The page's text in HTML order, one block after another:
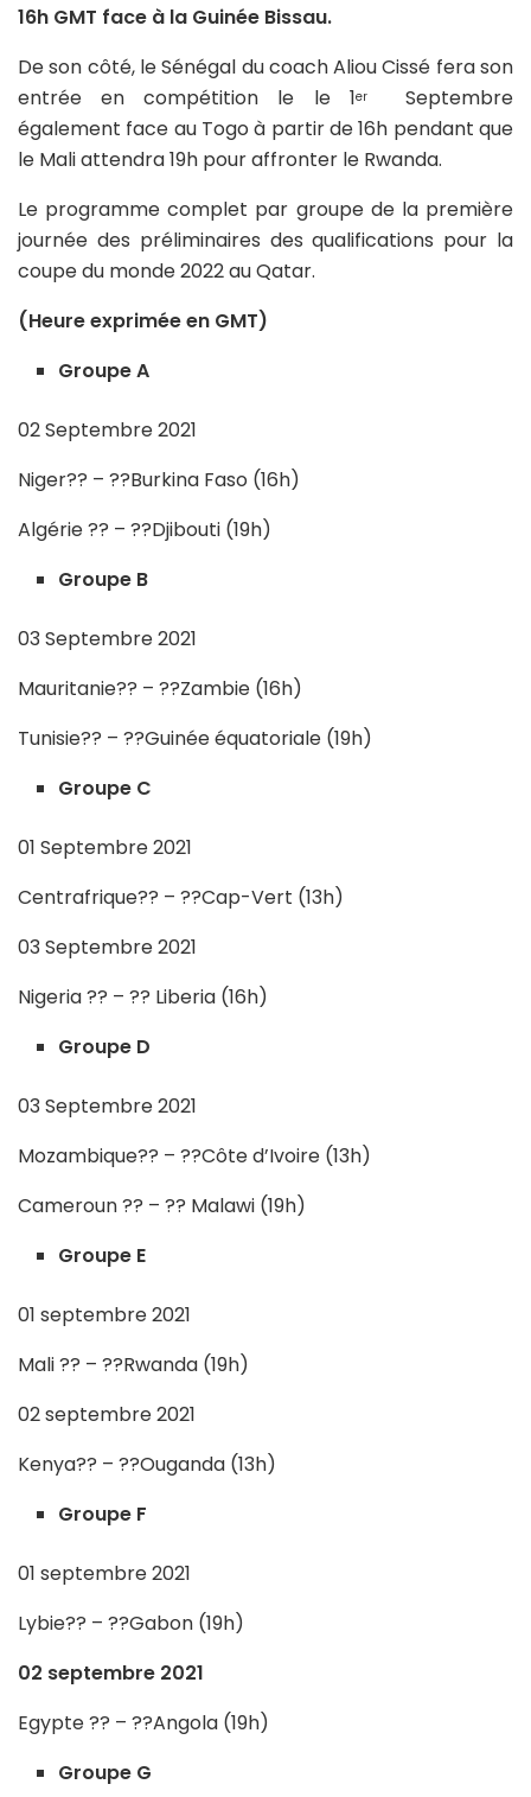
16h GMT face à la Guinée Bissau.
De son côté, le Sénégal du coach Aliou Cissé fera son
entrée en compétition le le 1erSeptembre
également face au Togo à partir de 16h pendant que
le Mali attendra 19h pour affronter le Rwanda.
Le programme complet par groupe de la première
journée des préliminaires des qualifications pour la
coupe du monde 2022 au Qatar.
(Heure exprimée en GMT)
Groupe A
02 Septembre 2021
Niger?? – ??Burkina Faso (16h)
Algérie ?? – ??Djibouti (19h)
Groupe B
03 Septembre 2021
Mauritanie?? – ??Zambie (16h)
Tunisie?? – ??Guinée équatoriale (19h)
Groupe C
01 Septembre 2021
Centrafrique?? – ??Cap-Vert (13h)
03 Septembre 2021
Nigeria ?? – ?? Liberia (16h)
Groupe D
03 Septembre 2021
Mozambique?? – ??Côte d’Ivoire (13h)
Cameroun ?? – ?? Malawi (19h)
Groupe E
01 septembre 2021
Mali ?? – ??Rwanda (19h)
02 septembre 2021
Kenya?? – ??Ouganda (13h)
Groupe F
01 septembre 2021
Lybie?? – ??Gabon (19h)
02 septembre 2021
Egypte ?? – ??Angola (19h)
Groupe G